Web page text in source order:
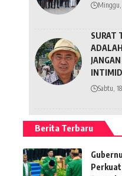
Minggu,
SURAT
Sabtu,
Berita Terbaru